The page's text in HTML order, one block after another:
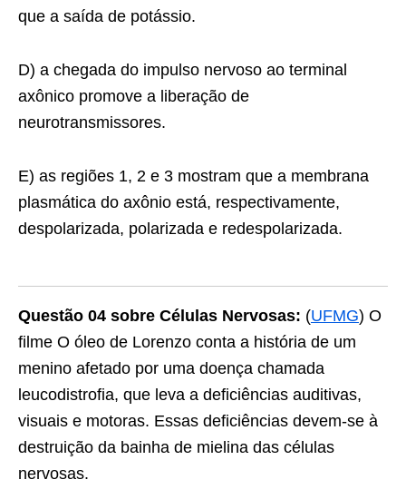
que a saída de potássio.
D) a chegada do impulso nervoso ao terminal
axônico promove a liberação de
neurotransmissores.
E) as regiões 1, 2 e 3 mostram que a membrana
plasmática do axônio está, respectivamente,
despolarizada, polarizada e redespolarizada.
Questão 04 sobre Células Nervosas: (UFMG) O
filme O óleo de Lorenzo conta a história de um
menino afetado por uma doença chamada
leucodistrofia, que leva a deficiências auditivas,
visuais e motoras. Essas deficiências devem-se à
destruição da bainha de mielina das células
nervosas.